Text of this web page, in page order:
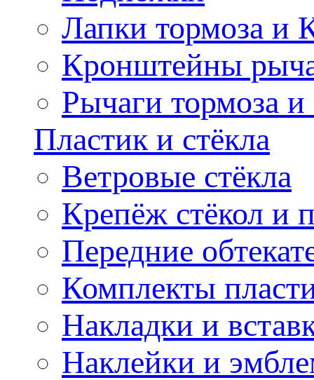
Лапки тормоза и
Кронштейны
Рычаги тормоза и
Пластик и стёкла
Ветровые стёкла
Крепёж стёкол и
Передние
Комплекты
Накладки и
Наклейки и